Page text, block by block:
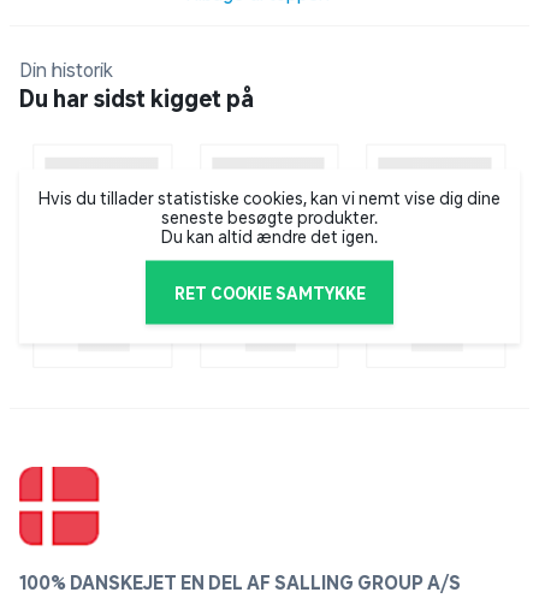
Fem minutter i godnat - Hestehistorier Fem minutter i
godnat - Superhelte Fem minutter i godnat - Frost
Din historik
Du har sidst kigget på
Hvis du tillader statistiske cookies, kan vi nemt vise dig dine
seneste besøgte produkter.
Du kan altid ændre det igen.
RET COOKIE SAMTYKKE
100% DANSKEJET EN DEL AF SALLING GROUP A/S